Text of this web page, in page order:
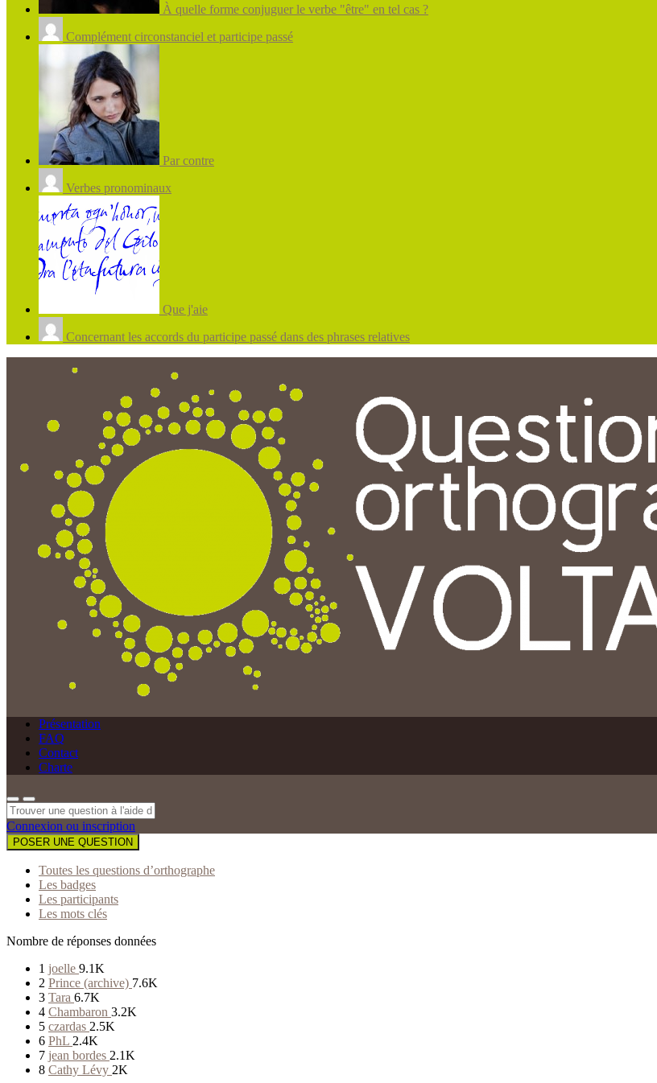
À quelle forme conjuguer le verbe "être" en tel cas ?
Complément circonstanciel et participe passé
Par contre
Verbes pronominaux
Que j'aie
Concernant les accords du participe passé dans des phrases relatives
Présentation
FAQ
Contact
Charte
Connexion ou inscription
POSER UNE QUESTION
Toutes les questions d’orthographe
Les badges
Les participants
Les mots clés
Nombre de réponses données
1 joelle 9.1K
2 Prince (archive) 7.6K
3 Tara 6.7K
4 Chambaron 3.2K
5 czardas 2.5K
6 PhL 2.4K
7 jean bordes 2.1K
8 Cathy Lévy 2K